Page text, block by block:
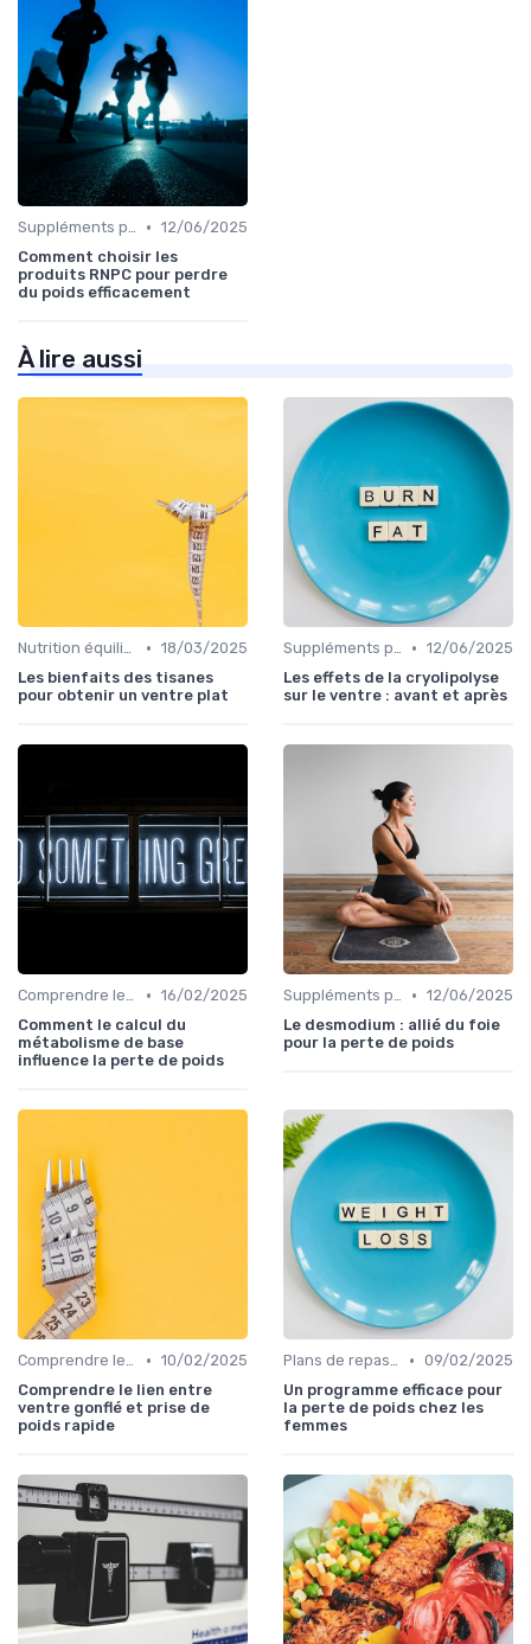
Suppléments pour la perte de poids • 12/06/2025
Comment choisir les
produits RNPC pour perdre
du poids efficacement
À lire aussi
Nutrition équilibrée • 18/03/2025
Les bienfaits des tisanes
pour obtenir un ventre plat
Suppléments pour la perte de poids • 12/06/2025
Les effets de la cryolipolyse
sur le ventre : avant et après
Comprendre les calories • 16/02/2025
Comment le calcul du
métabolisme de base
influence la perte de poids
Suppléments pour la perte de poids • 12/06/2025
Le desmodium : allié du foie
pour la perte de poids
Comprendre les calories • 10/02/2025
Comprendre le lien entre
ventre gonflé et prise de
poids rapide
Plans de repas pour la perte de poids • 09/02/2025
Un programme efficace pour
la perte de poids chez les
femmes